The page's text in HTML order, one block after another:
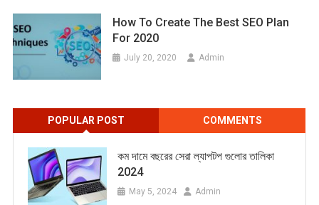
How To Create The Best SEO Plan
For 2020
July 20, 2020 Admin
POPULAR POST COMMENTS
কম দামে বছরের সেরা ল্যাপটপ গুলোর তালিকা
2024
May 5, 2024 Admin